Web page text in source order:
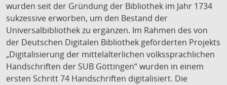
wurden seit der Gründung der Bibliothek im Jahr 1734
sukzessive erworben, um den Bestand der
Universalbibliothek zu ergänzen. Im Rahmen des von
der Deutschen Digitalen Bibliothek geförderten Projekts
„Digitalisierung der mittelalterlichen volkssprachlichen
Handschriften der SUB Göttingen“ wurden in einem
ersten Schritt 74 Handschriften digitalisiert. Die